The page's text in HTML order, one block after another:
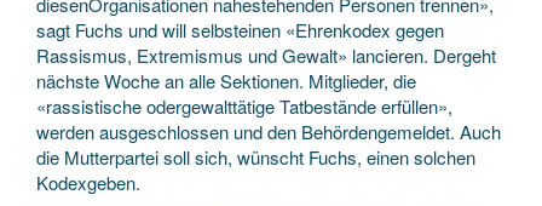
sagt Fuchs und will selbsteinen «Ehrenkodex gegen
Rassismus, Extremismus und Gewalt» lancieren. Dergeht
nächste Woche an alle Sektionen. Mitglieder, die
«rassistische odergewalttätige Tatbestände erfüllen»,
werden ausgeschlossen und den Behördengemeldet. Auch
die Mutterpartei soll sich, wünscht Fuchs, einen solchen
Kodexgeben.